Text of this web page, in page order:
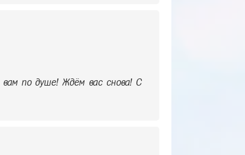
вам по душе! Ждём вас снова! С